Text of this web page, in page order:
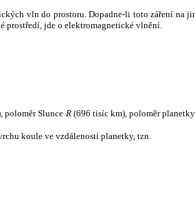
vln do prostoru. Dopadne-li toto záření na
prostředí, jde o elektromagnetické vlnění.
poloměr Slunce R(696 tisíc km), poloměr planetky
koule ve vzdálenosti planetky, tzn.